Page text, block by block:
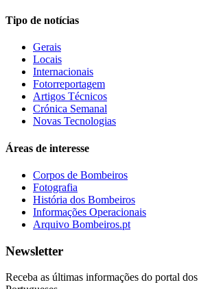
Tipo de notícias
Gerais
Locais
Internacionais
Fotorreportagem
Artigos Técnicos
Crónica Semanal
Novas Tecnologias
Áreas de interesse
Corpos de Bombeiros
Fotografia
História dos Bombeiros
Informações Operacionais
Arquivo Bombeiros.pt
Newsletter
Receba as últimas informações do portal